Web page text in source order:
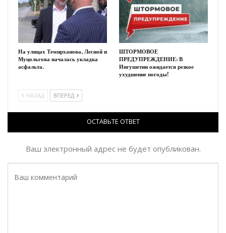
На улицах Темирханова, Лесной и
Муцольгова началась укладка
асфальта.
ШТОРМОВОЕ
ПРЕДУПРЕЖДЕНИЕ: В
Ингушетии ожидается резкое
ухудшение погоды!
НАЗАД ВПЕРЕД
ОСТАВЬТЕ ОТВЕТ
Ваш электронный адрес не будет опубликован.